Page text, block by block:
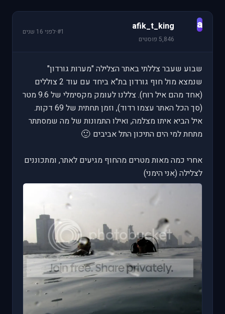
a
afik_t_king
5,846 פוסטים
#1
·לפני 16 שנים
שבוע שעבר צללתי באתר הצלילה "מערות גורדון"
שנמצא מול חוף גורדון בת"א ביחד עם עוד 2 צוללים
(אחד מהם איל רוח). צללנו לעומק מקסימלי של 9.6 מטר
(סך הכל האתר עצמו רדוד), וזמן תחתית של 69 דקות.
איל הביא איתו מצלמה, ואילו התמונות של מה שמסתתר
מתחת למי הים התיכון התל אביבים 🙂
אחרי כמה מאות מטרים מהחוף מגיעים לאתר, ומתכוננים
לצלילה (אני הימני)